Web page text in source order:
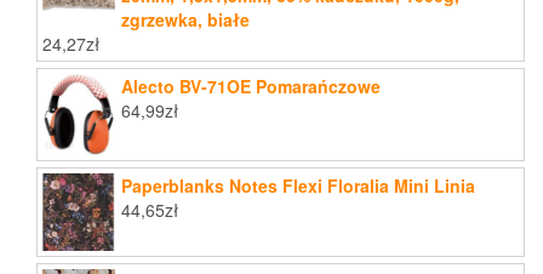
zgrzewka, białe
24,27zł
Alecto BV-71OE Pomarańczowe
64,99zł
Paperblanks Notes Flexi Floralia Mini Linia
44,65zł